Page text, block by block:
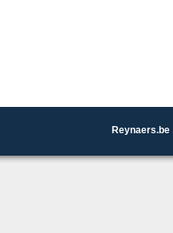
Reynaers.be